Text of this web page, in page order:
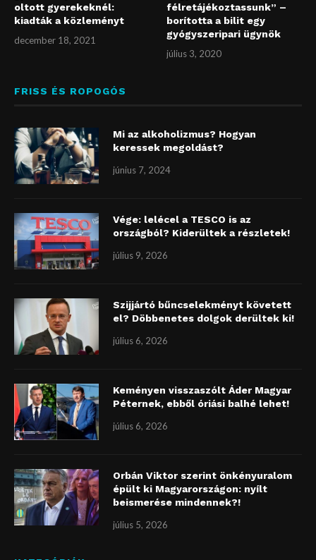
oltott gyerekeknél:
kiadták a közleményt
december 18, 2021
félretájékoztassunk” –
borította a bilit egy
gyógyszeripari ügynök
július 3, 2020
FRISS ÉS ROPOGÓS
Mi az alkoholizmus? Hogyan
keressek megoldást?
június 7, 2024
Vége: lelécel a TESCO is az
országból? Kiderültek a részletek!
július 9, 2026
Szijjártó bűncselekményt követett
el? Döbbenetes dolgok derültek ki!
július 6, 2026
Keményen visszaszólt Áder Magyar
Péternek, ebből óriási balhé lehet!
július 6, 2026
Orbán Viktor szerint önkényuralom
épült ki Magyarországon: nyílt
beismerése mindennek?!
július 5, 2026